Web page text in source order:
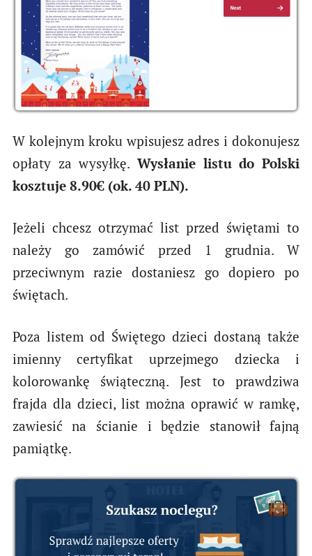
W kolejnym kroku wpisujesz adres i dokonujesz
opłaty za wysyłkę. Wysłanie listu do Polski
kosztuje 8.90€ (ok. 40 PLN).
Jeżeli chcesz otrzymać list przed świętami to
należy go zamówić przed 1 grudnia. W
przeciwnym razie dostaniesz go dopiero po
świętach.
Poza listem od Świętego dzieci dostaną także
imienny certyfikat uprzejmego dziecka i
kolorowankę świąteczną. Jest to prawdziwa
frajda dla dzieci, list można oprawić w ramkę,
zawiesić na ścianie i będzie stanowił fajną
pamiątkę.